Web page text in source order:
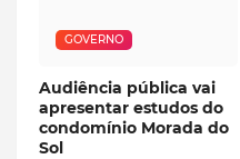
GOVERNO
Audiência pública vai
apresentar estudos do
condomínio Morada do
Sol